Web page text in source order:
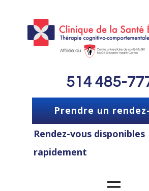
514 485-
Prendre un
Rendez-vous disponibles
rapidement